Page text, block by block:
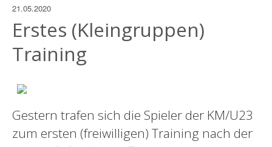
21.05.2020
Erstes (Kleingruppen)
Training
Gestern trafen sich die Spieler der KM/U23
zum ersten (freiwilligen) Training nach der